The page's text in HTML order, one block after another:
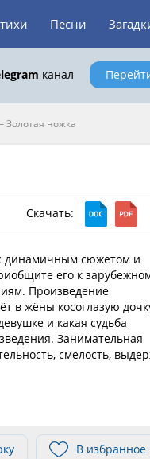
Песни
канал
Золотая ножка
Скачать:
динамичным сюжетом и
его к
Произведение
в жёны косоглазую
и какая судьба
Занимательная
смелость,
В избранное